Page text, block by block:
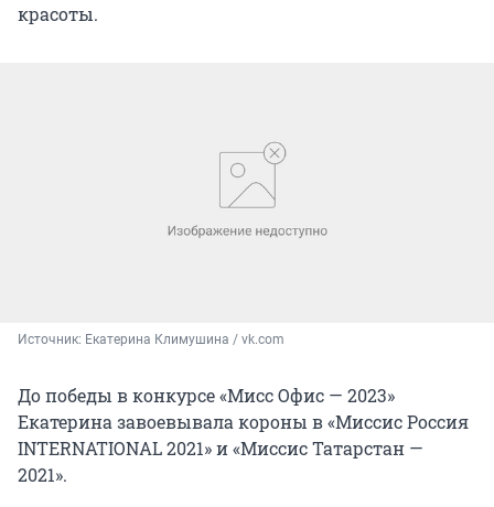
красоты.
Источник: Екатерина Климушина / vk.com
До победы в конкурсе «Мисс Офис — 2023»
Екатерина завоевывала короны в «Миссис Россия
INTERNATIONAL 2021» и «Миссис Татарстан —
2021».